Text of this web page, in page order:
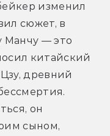
изменил
сюжет, в
Манчу — это
китайский
древний
он
сыном,